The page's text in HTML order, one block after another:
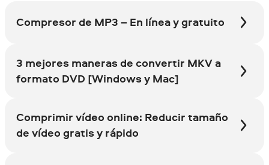
Compresor de MP3 – En línea y gratuito
3 mejores maneras de convertir MKV a
formato DVD [Windows y Mac]
Comprimir vídeo online: Reducir tamaño
de vídeo gratis y rápido